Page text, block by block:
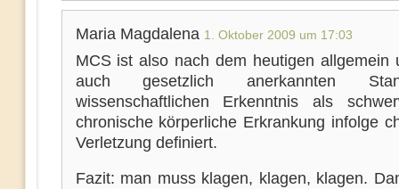
Maria Magdalena 1. Oktober 2009 um 17:03
MCS ist also nach dem heutigen allgemein
auch gesetzlich anerkannten
wissenschaftlichen Erkenntnis als
chronische körperliche Erkrankung infolge
Verletzung definiert.
Fazit: man muss klagen, klagen, klagen.